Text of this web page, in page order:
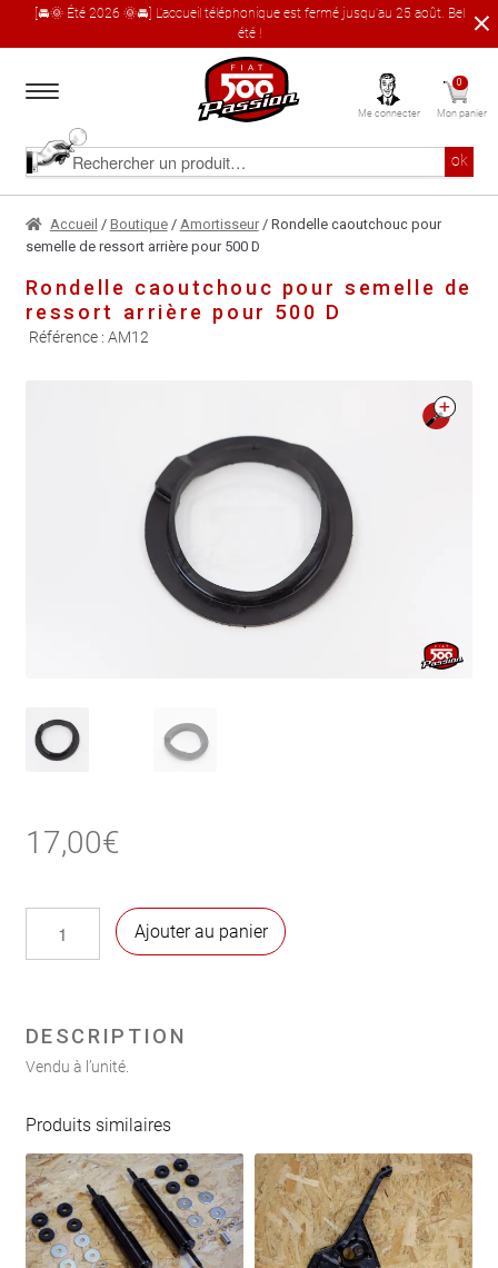
[🚘🌞 Été 2026 🌞🚘] L'accueil téléphonique est fermé jusqu'au 25 août. Bel
été !
à
navigation
au
contenu
Rechercher
produit
ok
Accueil
Le catalogue produit
À propos
Garages partenaires
Me connecter
0
Mon panier
Accueil / Boutique/ Amortisseur/ Rondelle caoutchouc pour
semelle de ressort arrière pour 500 D
Rondelle caoutchouc pour semelle de
ressort arrière pour 500 D
Référence : AM12
17,00€
pour
semelle
ressort
pour
500
D
Ajouter au panier
DESCRIPTION
Vendu à l’unité.
Produits similaires